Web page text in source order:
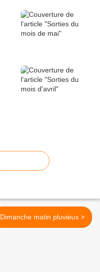
Dimanche matin pluvieux >